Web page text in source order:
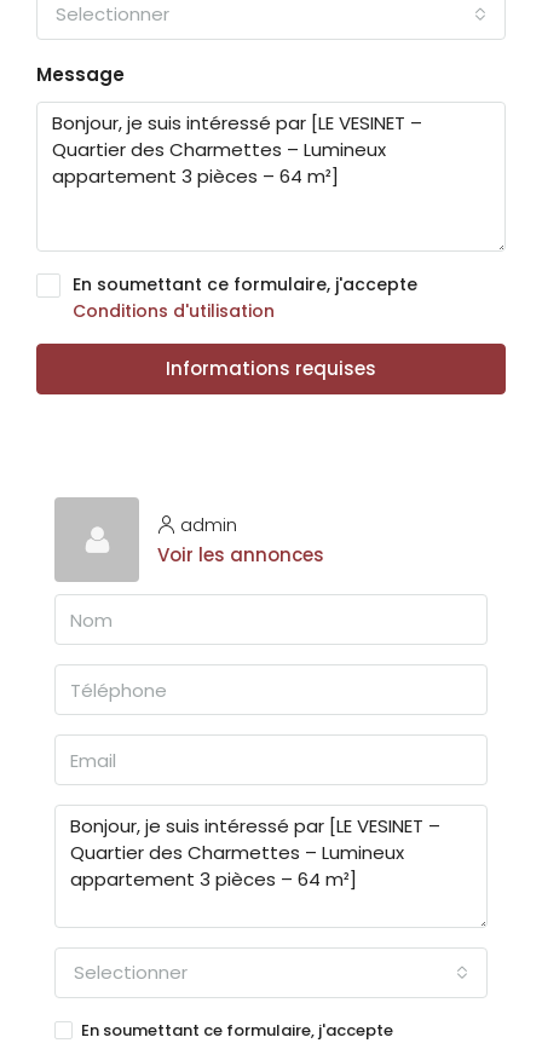
Selectionner
Message
En soumettant ce formulaire, j'accepte
Conditions d'utilisation
Informations requises
admin
Voir les annonces
Selectionner
En soumettant ce formulaire, j'accepte